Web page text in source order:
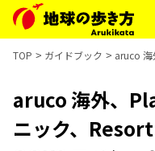
TOP ガイドブック aruco 海
aruco 海外、
ニック、